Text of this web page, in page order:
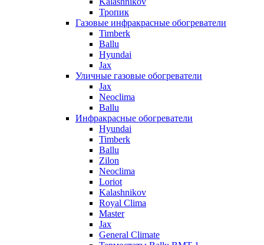
Тропик
Газовые инфракрасные обогреватели
Timberk
Ballu
Hyundai
Jax
Уличные газовые обогреватели
Jax
Neoclima
Ballu
Инфракрасные обогреватели
Hyundai
Timberk
Ballu
Zilon
Neoclima
Loriot
Kalashnikov
Royal Clima
Master
Jax
General Climate